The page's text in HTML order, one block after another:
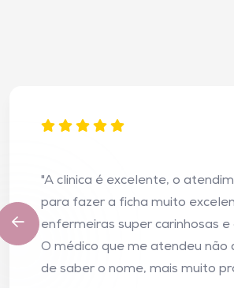
"A clinica é excelente, o
para fazer a ficha muito
enfermeiras super carinhosas e
O médico que me atendeu não
de saber o nome, mais muito